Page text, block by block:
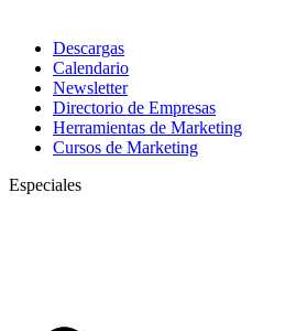
Descargas
Calendario
Newsletter
Directorio de Empresas
Herramientas de Marketing
Cursos de Marketing
Especiales